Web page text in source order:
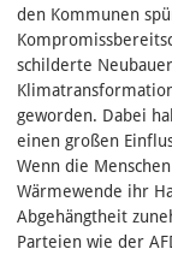
den Kommunen
schilderte
geworden. Dabei
einen großen
Wenn die
Wärmewende ihr
Abgehängtheit
Parteien wie der